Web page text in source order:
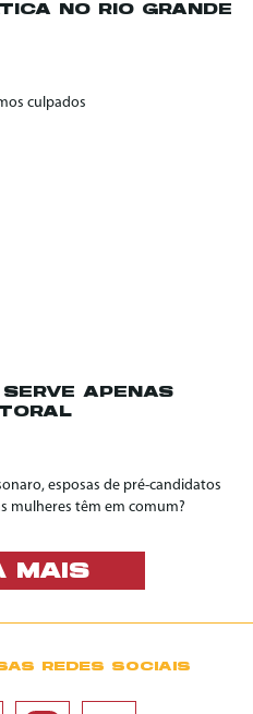
NO RIO GRANDE
culpados
APENAS
esposas de pré-candidatos
mulheres têm em comum?
MAIS
REDES SOCIAIS